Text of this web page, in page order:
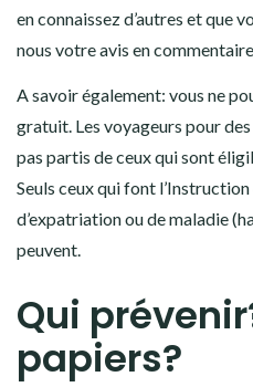
en connaissez d’autres et que
nous votre avis en
A savoir également: vous ne
gratuit. Les voyageurs pour
pas partis de ceux qui sont
Seuls ceux qui font
d’expatriation ou de maladie
peuvent.
Qui
papiers?